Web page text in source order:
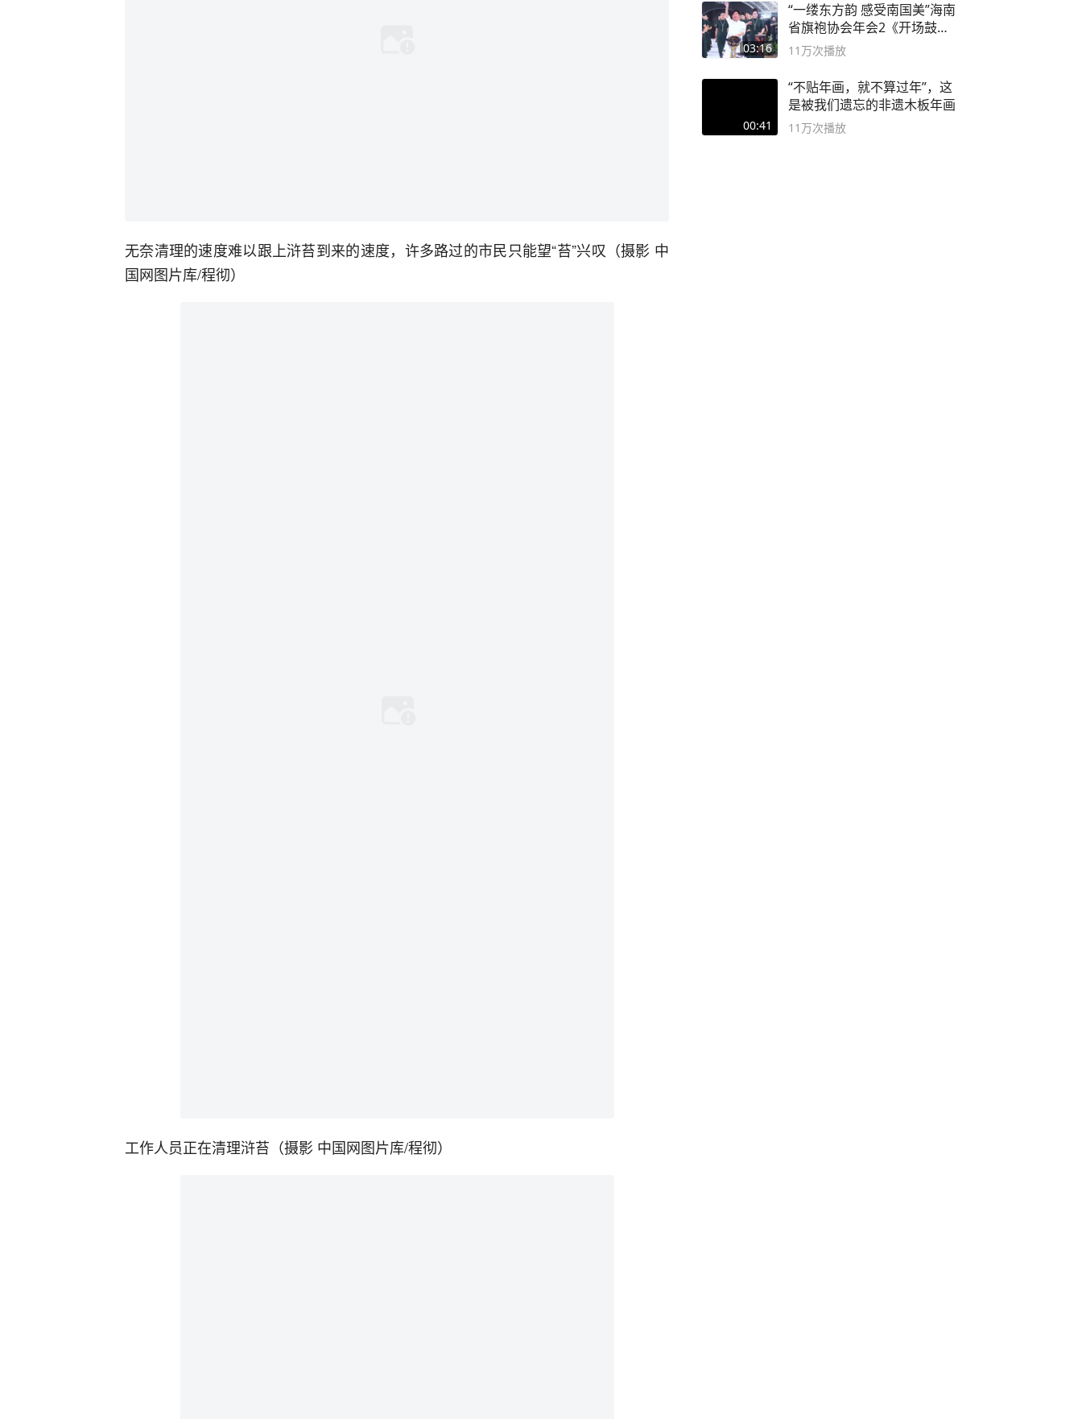
无奈清理的速度难以跟上浒苔到来的速度，许多路过的市民只能望“苔”兴叹（摄影 中
国网图片库/程彻）
工作人员正在清理浒苔（摄影 中国网图片库/程彻）
03:16
“一缕东方韵 感受南国美”海南
省旗袍协会年会2《开场鼓》
二团
11万次播放
00:41
“不贴年画，就不算过年”，这
是被我们遗忘的非遗木板年画
11万次播放